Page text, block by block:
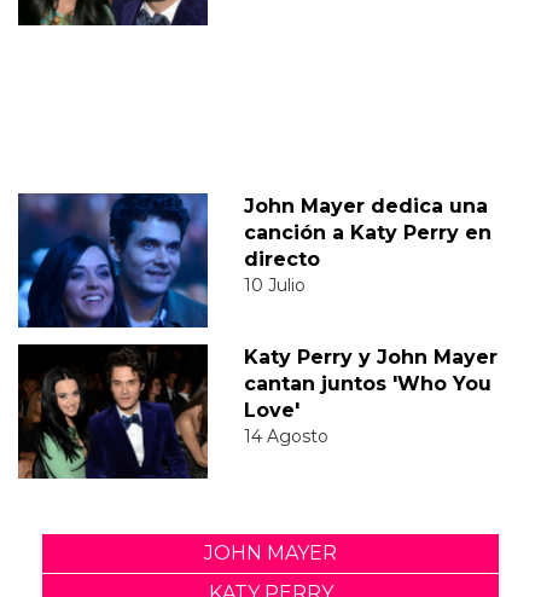
John Mayer dedica una
canción a Katy Perry en
directo
10 Julio
Katy Perry y John Mayer
cantan juntos 'Who You
Love'
14 Agosto
JOHN MAYER